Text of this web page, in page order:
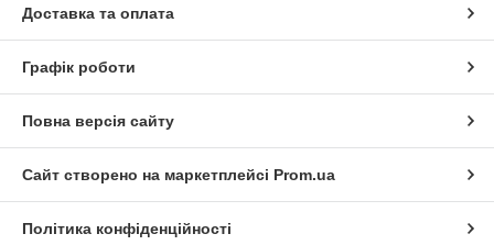
Доставка та оплата
Графік роботи
Повна версія сайту
Сайт створено на маркетплейсі Prom.ua
Політика конфіденційності